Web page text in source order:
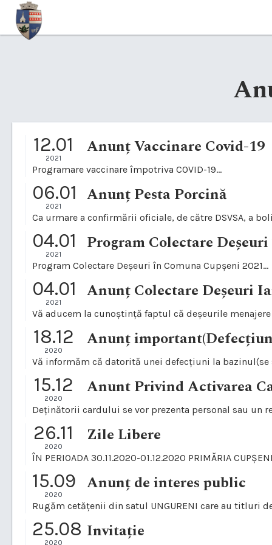
12.01
2021
Anunț Vaccinare Covid-19
Programare vaccinare împotriva COVID-19...
06.01
2021
Anunț Pesta Porcină
Ca urmare a confirmării oficiale, de către DSVSA, a
04.01
2021
Program Colectare
Program Colectare Deșeuri în Comuna Cupșeni 2021...
04.01
2021
Anunț Colectare Deșeuri
Vă aducem la cunoștință faptul că deșeurile
18.12
2020
Anunț
15.12
2020
Anunt Privind Activarea
26.11
2020
Zile Libere
ÎN PERIOADA 30.11.2020-01.12.2020 PRIMĂRIA
15.09
2020
Anunț de interes public
25.08
2020
Invitație